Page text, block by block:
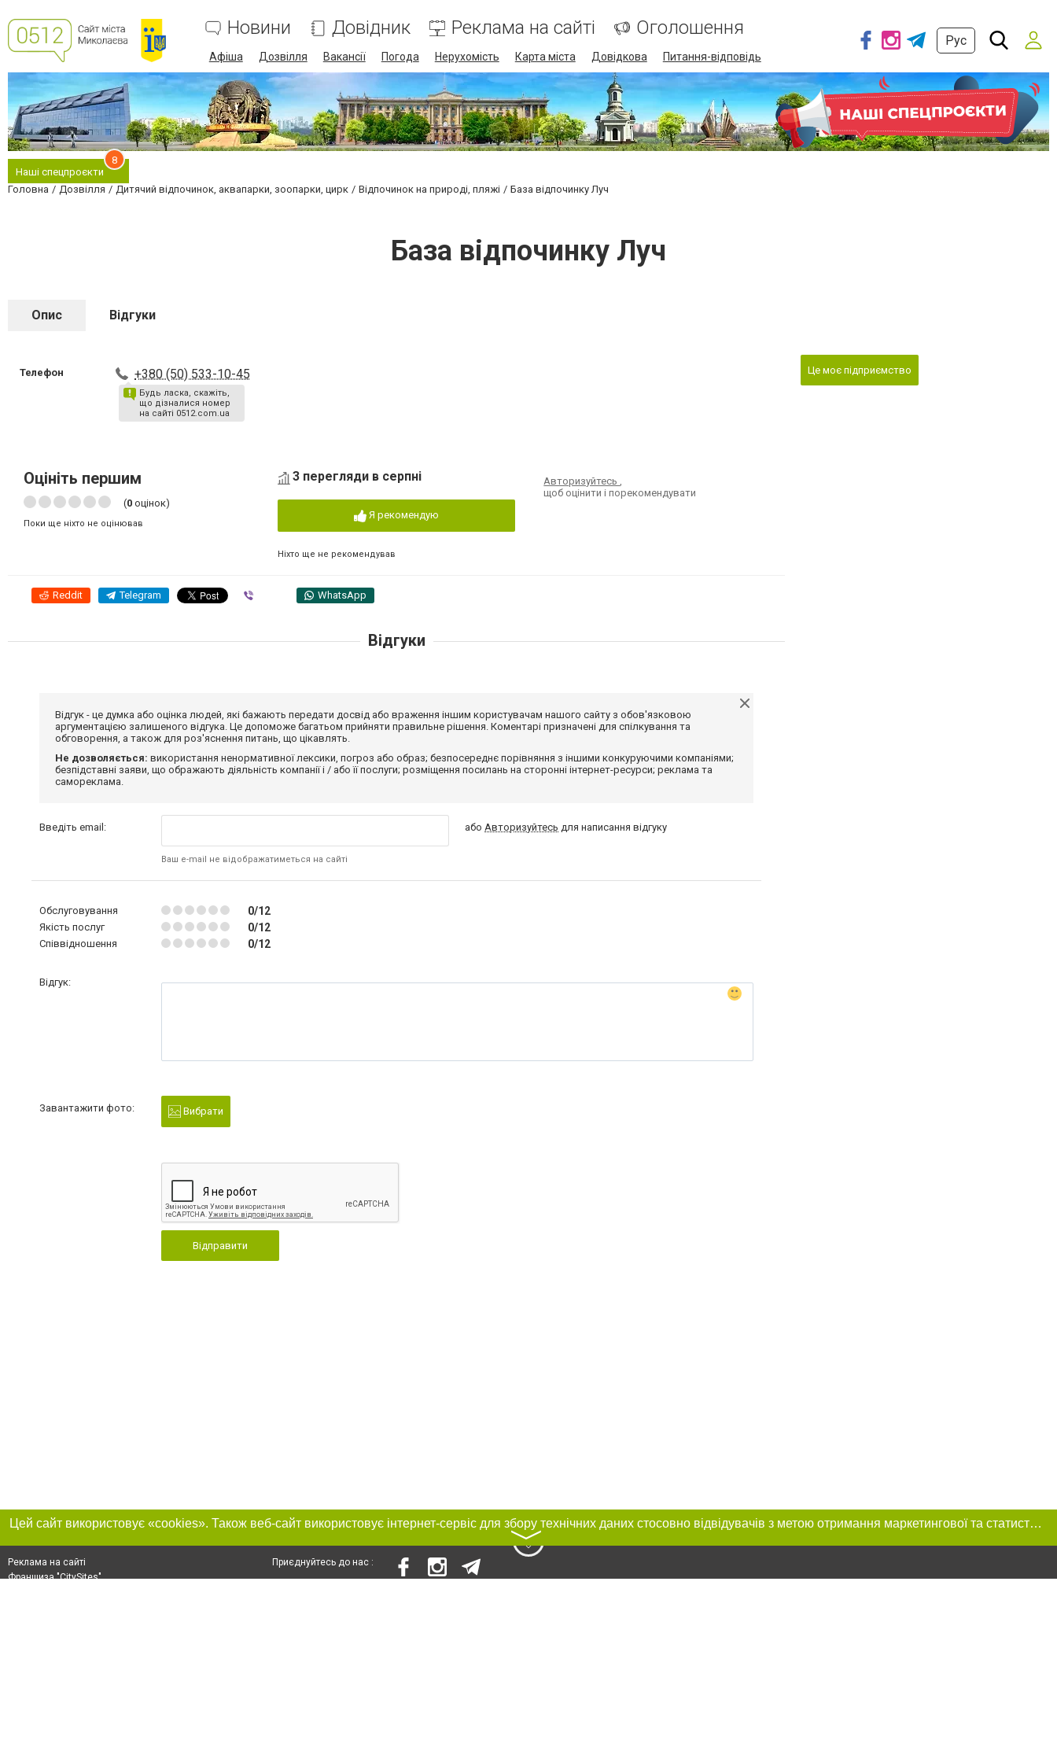
Новини Довідник Реклама на сайті Оголошення
Афіша Дозвілля Вакансії Погода Нерухомість Карта міста Довідкова Питання-відповідь
Рус
Наші спецпроєкти
8
Головна Дозвілля Дитячий відпочинок, аквапарки, зоопарки, цирк Відпочинок на природі, пляжі База відпочинку Луч
База відпочинку Луч
Опис Відгуки
Телефон +380 (50) 533-10-45
Будь ласка, скажіть,
що дізналися номер
на сайті 0512.com.ua
Оцініть першим
(0 оцінок)
Поки ще ніхто не оцінював
3 перегляди в серпні
Я рекомендую
Ніхто ще не рекомендував
Авторизуйтесь,
щоб оцінити і порекомендувати
Reddit Telegram WhatsApp
Це моє підприємство
Відгуки
Відгук - це думка або оцінка людей, які бажають передати досвід або враження іншим користувачам нашого сайту з обов'язковою
аргументацією залишеного відгука. Це допоможе багатьом прийняти правильне рішення. Коментарі призначені для спілкування та
обговорення, а також для роз'яснення питань, що цікавлять.
Не дозволяється: використання ненормативної лексики, погроз або образ; безпосереднє порівняння з іншими конкуруючими компаніями;
безпідставні заяви, що ображають діяльність компанії і / або її послуги; розміщення посилань на сторонні інтернет-ресурси; реклама та
самореклама.
Введіть email:
Ваш e-mail не відображатиметься на сайті
або Авторизуйтесь для написання відгуку
Обслуговування 0/12
Якість послуг 0/12
Співвідношення 0/12
Відгук:
Завантажити фото: Вибрати
Відправити
Цей сайт використовує «cookies». Також веб-сайт використовує інтернет-сервіс для збору технічних даних стосовно відвідувачів з метою отримання маркетингової та статистичної інформації. Умови обробки даних відвідувачів сайту див.
〉
Реклама на сайті
Франшиза "CitySites"
Приєднуйтесь до нас :